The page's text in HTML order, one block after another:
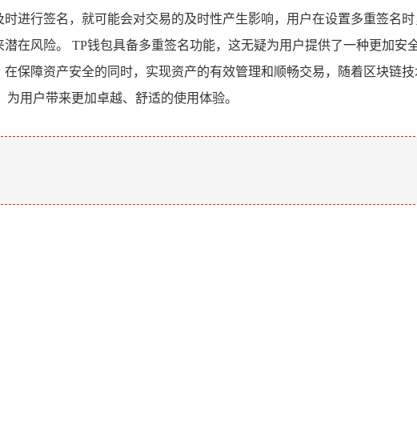
进行签名，就可能会对交易的及时性产生影响，用户在设置多重签名
在风险。 TP钱包具备多重签名功能，这无疑为用户提供了一种更加安
保障资产安全的同时，实现资产的有效管理和顺畅交易，随着区块链
用户带来更加卓越、舒适的使用体验。